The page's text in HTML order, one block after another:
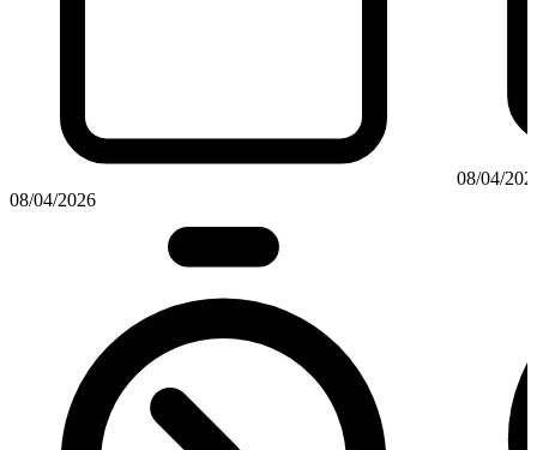
08/04/2026
08/04/